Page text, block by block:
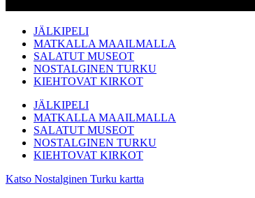
JÄLKIPELI
MATKALLA MAAILMALLA
SALATUT MUSEOT
NOSTALGINEN TURKU
KIEHTOVAT KIRKOT
JÄLKIPELI
MATKALLA MAAILMALLA
SALATUT MUSEOT
NOSTALGINEN TURKU
KIEHTOVAT KIRKOT
Katso Nostalginen Turku kartta